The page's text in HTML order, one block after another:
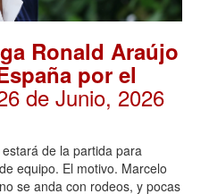
Ronald Araújo
por el
de Junio, 2026
de la partida para
equipo. El motivo. Marcelo
se anda con rodeos, y pocas